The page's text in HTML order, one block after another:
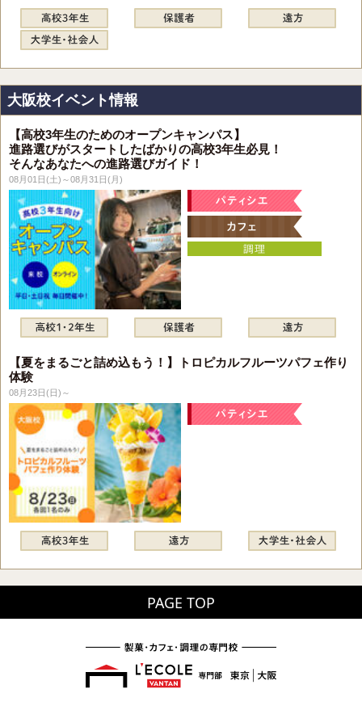
大阪校イベント情報
【高校3年生のためのオープンキャンパス】
進路選びがスタートしたばかりの高校3年生必見！
そんなあなたへの進路選びガイド！
08月01日(土)～08月31日(月)
【夏をまるごと詰め込もう！】トロピカルフルーツパフェ作り
体験
08月23日(日)～
PAGE TOP